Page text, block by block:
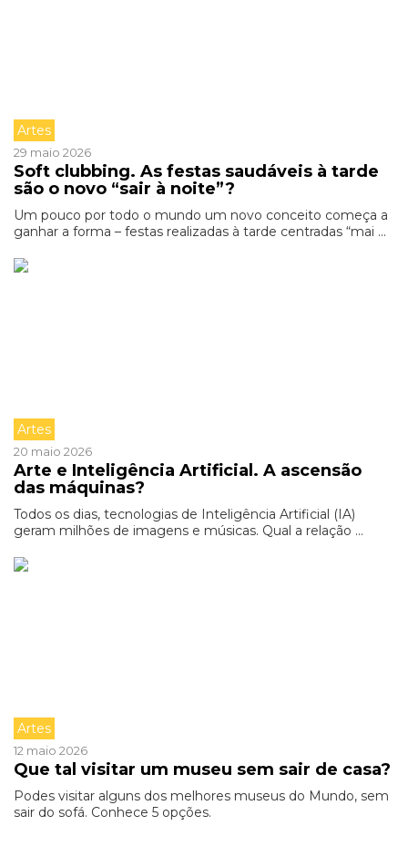
Artes
29 maio 2026
Soft clubbing. As festas saudáveis à tarde
são o novo “sair à noite”?
Um pouco por todo o mundo um novo conceito começa a
ganhar a forma – festas realizadas à tarde centradas “mai ...
Artes
20 maio 2026
Arte e Inteligência Artificial. A ascensão
das máquinas?
Todos os dias, tecnologias de Inteligência Artificial (IA)
geram milhões de imagens e músicas. Qual a relação ...
Artes
12 maio 2026
Que tal visitar um museu sem sair de casa?
Podes visitar alguns dos melhores museus do Mundo, sem
sair do sofá. Conhece 5 opções.